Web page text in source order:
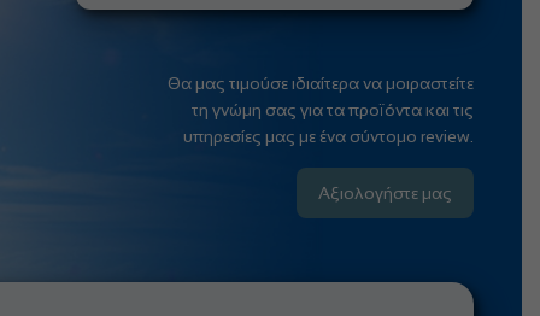
Θα μας τιμούσε ιδιαίτερα να μοιραστείτε
τη γνώμη σας για τα προϊόντα και τις
υπηρεσίες μας με ένα σύντομο review.
Αξιολογήστε μας